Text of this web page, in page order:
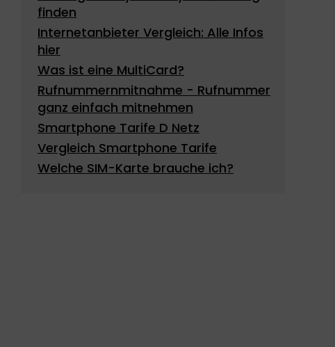
finden
Internetanbieter Vergleich: Alle Infos
hier
Was ist eine MultiCard?
Rufnummernmitnahme - Rufnummer
ganz einfach mitnehmen
Smartphone Tarife D Netz
Vergleich Smartphone Tarife
Welche SIM-Karte brauche ich?